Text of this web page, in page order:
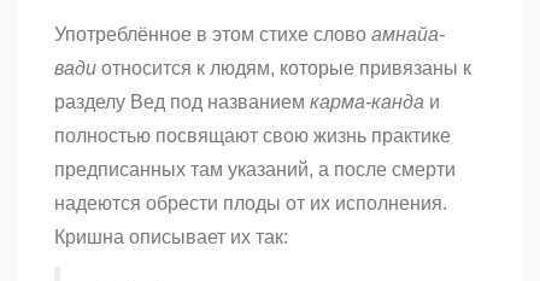
Употреблённое в этом стихе слово амнайа-
вади относится к людям, которые привязаны к
разделу Вед под названием карма-канда и
полностью посвящают свою жизнь практике
предписанных там указаний, а после смерти
надеются обрести плоды от их исполнения.
Кришна описывает их так: